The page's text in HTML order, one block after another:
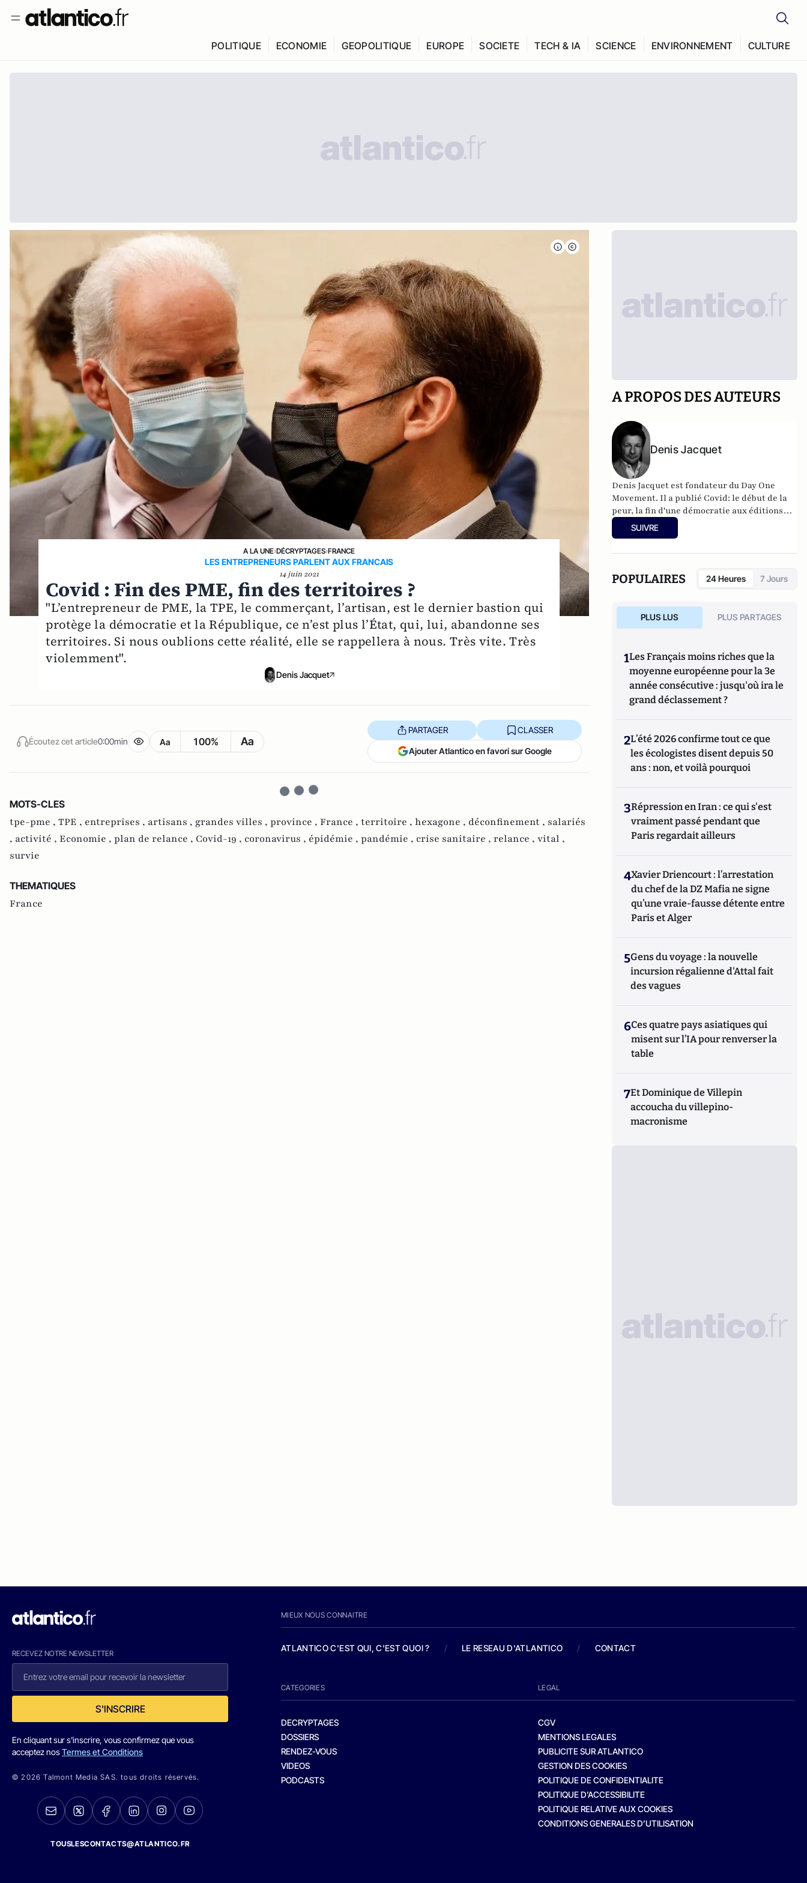
POLITIQUE ECONOMIE GEOPOLITIQUE EUROPE SOCIETE TECH & IA SCIENCE ENVIRONNEMENT CULTURE
A LA UNE›DÉCRYPTAGES›FRANCE
LES ENTREPRENEURS PARLENT AUX FRANCAIS
14 juin 2021
Covid : Fin des PME, fin des territoires ?
"L’entrepreneur de PME, la TPE, le commerçant, l’artisan, est le dernier bastion qui
protège la démocratie et la République, ce n’est plus l’État, qui, lui, abandonne ses
territoires. Si nous oublions cette réalité, elle se rappellera à nous. Très vite. Très
violemment".
Denis Jacquet
Écoutez cet article0:00min Aa 100% Aa
PARTAGER CLASSER
Ajouter Atlantico en favori sur Google
MOTS-CLES
tpe-pme , TPE , entreprises , artisans , grandes villes , province , France , territoire , hexagone , déconfinement , salariés
, activité , Economie , plan de relance , Covid-19 , coronavirus , épidémie , pandémie , crise sanitaire , relance , vital ,
survie
THEMATIQUES
France
A PROPOS DES AUTEURS
Denis Jacquet
Denis Jacquet est fondateur du Day One
Movement. Il a publié Covid: le début de la
peur, la fin d'une démocratie aux éditions
Eyrolles.
SUIVRE
POPULAIRES 24 Heures 7 Jours
PLUS LUS PLUS PARTAGES
1Les Français moins riches que la
moyenne européenne pour la 3e
année consécutive : jusqu'où ira le
grand déclassement ?
2L’été 2026 confirme tout ce que
les écologistes disent depuis 50
ans : non, et voilà pourquoi
3Répression en Iran : ce qui s'est
vraiment passé pendant que
Paris regardait ailleurs
4Xavier Driencourt : l’arrestation
du chef de la DZ Mafia ne signe
qu’une vraie-fausse détente entre
Paris et Alger
5Gens du voyage : la nouvelle
incursion régalienne d'Attal fait
des vagues
6Ces quatre pays asiatiques qui
misent sur l’IA pour renverser la
table
7Et Dominique de Villepin
accoucha du villepino-
macronisme
RECEVEZ NOTRE NEWSLETTER
S'INSCRIRE
En cliquant sur s'inscrire, vous confirmez que vous
acceptez nosTermes et Conditions
© 2026 Talmont Media SAS. tous droits réservés.
TOUSLESCONTACTS@ATLANTICO.FR
MIEUX NOUS CONNAITRE
ATLANTICO C'EST QUI, C'EST QUOI ? / LE RESEAU D'ATLANTICO / CONTACT
CATEGORIES
DECRYPTAGES
DOSSIERS
RENDEZ-VOUS
VIDEOS
PODCASTS
LEGAL
CGV
MENTIONS LEGALES
PUBLICITE SUR ATLANTICO
GESTION DES COOKIES
POLITIQUE DE CONFIDENTIALITE
POLITIQUE D’ACCESSIBILITE
POLITIQUE RELATIVE AUX COOKIES
CONDITIONS GENERALES D’UTILISATION